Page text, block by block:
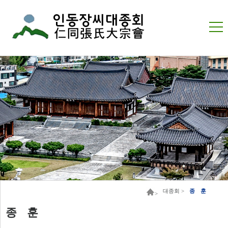
종 훈
> 대종회 > 종 훈